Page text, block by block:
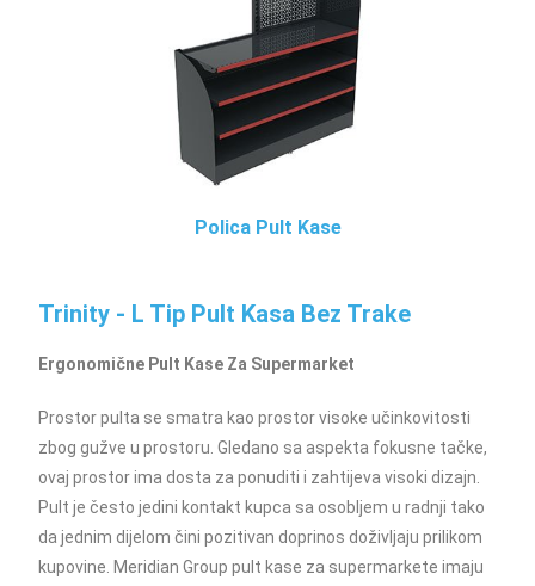
Polica Pult Kase
Trinity - L Tip Pult Kasa Bez Trake
Ergonomične Pult Kase Za Supermarket
Prostor pulta se smatra kao prostor visoke učinkovitosti
zbog gužve u prostoru. Gledano sa aspekta fokusne tačke,
ovaj prostor ima dosta za ponuditi i zahtijeva visoki dizajn.
Pult je često jedini kontakt kupca sa osobljem u radnji tako
da jednim dijelom čini pozitivan doprinos doživljaju prilikom
kupovine. Meridian Group pult kase za supermarkete imaju